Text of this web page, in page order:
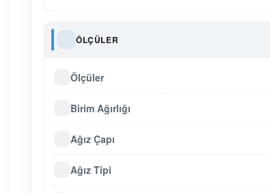
ÖLÇÜLER
Ölçüler
Birim Ağırlığı
Ağız Çapı
Ağız Tipi